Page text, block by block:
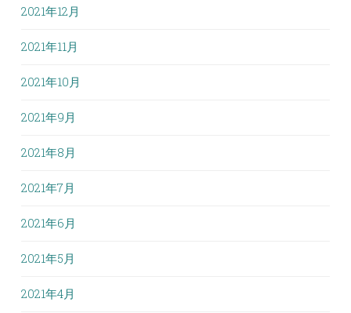
2021年12月
2021年11月
2021年10月
2021年9月
2021年8月
2021年7月
2021年6月
2021年5月
2021年4月